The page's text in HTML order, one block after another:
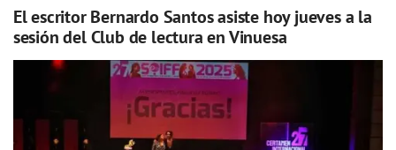
El escritor Bernardo Santos asiste hoy jueves a la
sesión del Club de lectura en Vinuesa